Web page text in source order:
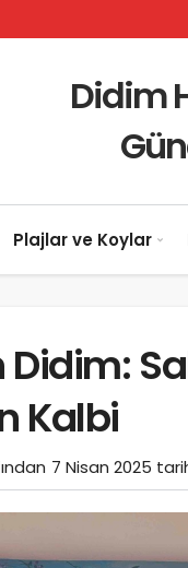
Didim
Plajlar ve Koylar
Kalbi
7 Nisan 2025